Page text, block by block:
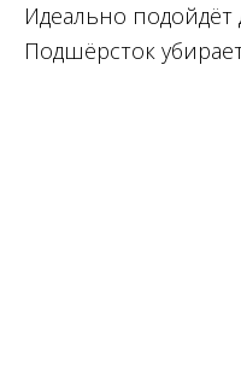
Идеально подойдёт
Подшёрсток